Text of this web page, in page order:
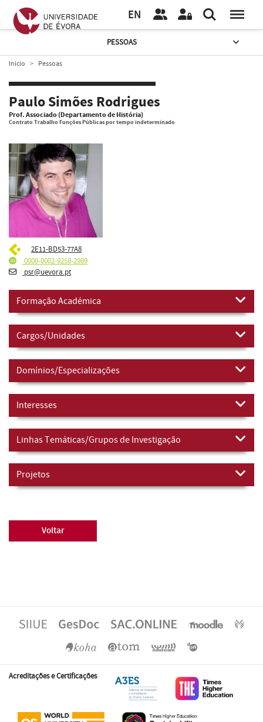
EN
PESSOAS
Início Pessoas
Paulo Simões Rodrigues
Prof. Associado (Departamento de História)
Contrato Trabalho Funções Públicas por tempo indeterminado
2E11-BD53-77A8
0000-0002-9258-2989
psr@uevora.pt
Formação Académica
Cargos/Unidades
Domínios/Especializações
Interesses
Linhas Temáticas/Grupos de Investigação
Projetos
Voltar
Acreditações e Certificações